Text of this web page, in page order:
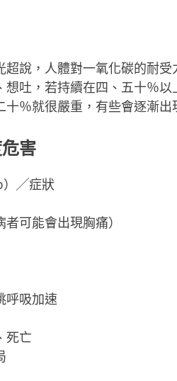
超說，人體對一氧化碳的耐
想吐，若持續在四、五十％
十％就很嚴重，有些會逐漸
害
）╱症狀
可能會出現胸痛）
呼吸加速
死亡